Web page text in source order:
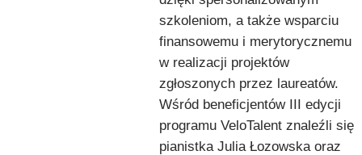
szkoleniom, a także wsparciu
finansowemu i merytorycznemu
w realizacji projektów
zgłoszonych przez laureatów.
Wśród beneficjentów III edycji
programu VeloTalent znaleźli się
pianistka Julia Łozowska oraz